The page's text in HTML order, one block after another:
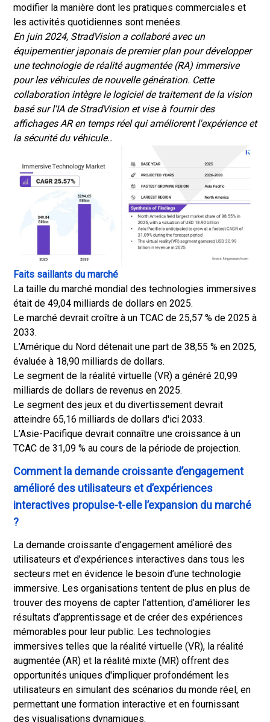
modifier la manière dont les pratiques commerciales et
les activités quotidiennes sont menées.
En juin 2024, StradVision a collaboré avec un
équipementier japonais de premier plan pour développer
une technologie de réalité augmentée (RA) immersive
pour les véhicules de nouvelle génération. Cette
collaboration intègre le logiciel de traitement de la vision
basé sur l'IA de StradVision et vise à fournir des
affichages AR en temps réel qui améliorent l'expérience et
la sécurité du véhicule..
Faits saillants du marché
La taille du marché mondial des technologies immersives
était de 49,04 milliards de dollars en 2025.
Le marché devrait croître à un TCAC de 25,57 % de 2025 à
2033.
L’Amérique du Nord détenait une part de 38,55 % en 2025,
évaluée à 18,90 milliards de dollars.
Le segment de la réalité virtuelle (VR) a généré 20,99
milliards de dollars de revenus en 2025.
Le segment des jeux et du divertissement devrait
atteindre 65,16 milliards de dollars d'ici 2033.
L’Asie-Pacifique devrait connaître une croissance à un
TCAC de 31,09 % au cours de la période de projection.
Comment la demande croissante d’engagement
amélioré des utilisateurs et d’expériences
interactives propulse-t-elle l’expansion du marché
?
La demande croissante d’engagement amélioré des
utilisateurs et d’expériences interactives dans tous les
secteurs met en évidence le besoin d’une technologie
immersive. Les organisations tentent de plus en plus de
trouver des moyens de capter l’attention, d’améliorer les
résultats d’apprentissage et de créer des expériences
mémorables pour leur public. Les technologies
immersives telles que la réalité virtuelle (VR), la réalité
augmentée (AR) et la réalité mixte (MR) offrent des
opportunités uniques d'impliquer profondément les
utilisateurs en simulant des scénarios du monde réel, en
permettant une formation interactive et en fournissant
des visualisations dynamiques.